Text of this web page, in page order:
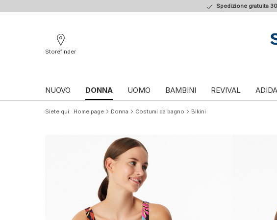
Spedizione gratuita 30
Storefinder
NUOVO DONNA UOMO BAMBINI REVIVAL
Siete qui Home page Donna Costumi da bagno Bikini